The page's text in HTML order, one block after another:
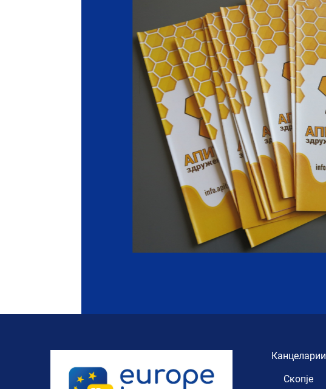
Канцеларии
Скопје